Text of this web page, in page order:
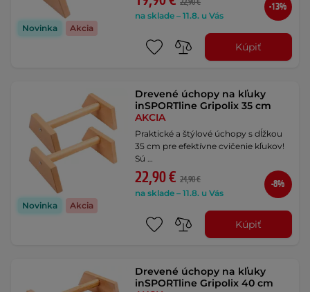
Novinka Akcia
22,90 €
na sklade – 11.8. u Vás
-13%
Kúpiť
Novinka Akcia
Drevené úchopy na kľuky
inSPORTline Gripolix 35 cm
AKCIA
Praktické a štýlové úchopy s dĺžkou
35 cm pre efektívne cvičenie kľukov!
Sú …
22,90 € 24,90 €
na sklade – 11.8. u Vás
-8%
Kúpiť
Drevené úchopy na kľuky
inSPORTline Gripolix 40 cm